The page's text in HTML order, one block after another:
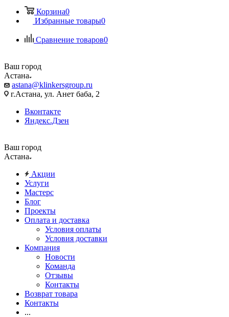
Корзина0
Избранные товары0
Сравнение товаров0
Ваш город
Астана
astana@klinkersgroup.ru
г.Астана, ул. Анет баба, 2
Вконтакте
Яндекс.Дзен
Ваш город
Астана
Акции
Услуги
Мастерс
Блог
Проекты
Оплата и доставка
Условия оплаты
Условия доставки
Компания
Новости
Команда
Отзывы
Контакты
Возврат товара
Контакты
...